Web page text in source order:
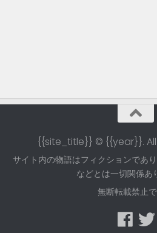
{{site_title}} © {{year}}. All
サイト内の物語はフィクションであ
などとは一切関係あ
無断転載禁止で